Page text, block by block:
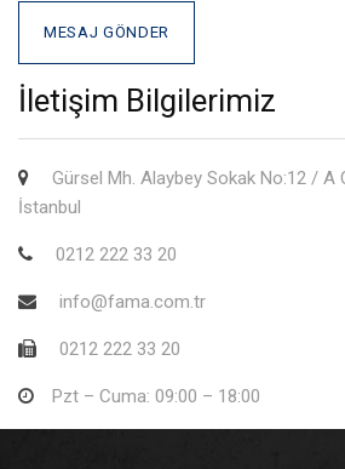
İletişim Bilgilerimiz
Gürsel Mh. Alaybey Sokak No:12 / A
İstanbul
0212 222 33 20
info@fama.com.tr
0212 222 33 20
Pzt – Cuma: 09:00 – 18:00